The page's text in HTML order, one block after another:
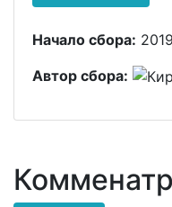
Начало сбора:
Автор сбора: